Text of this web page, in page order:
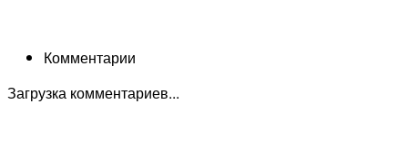
Комментарии
Загрузка комментариев...